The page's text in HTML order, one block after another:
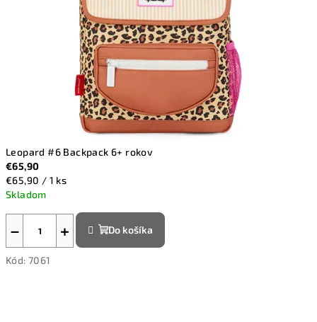
e
t
e
o
k
Leopard #6 Backpack 6+ rokov
€65,90
Jednotková
cena:
€65,90 / 1 ks
Skladom
+
− Do košíka
Kód: 7061